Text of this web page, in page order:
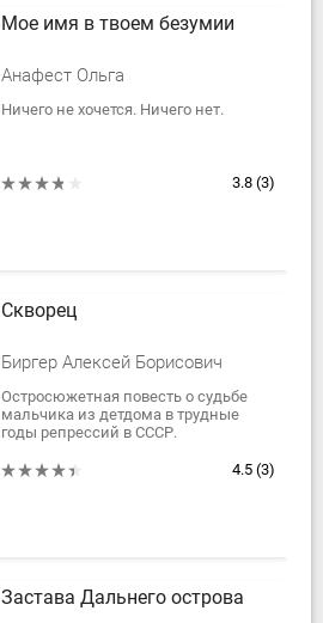
Мое имя в твоем безумии
Анафест Ольга
Ничего не хочется. Ничего нет.
3.8 (3)
Скворец
Биргер Алексей Борисович
Остросюжетная повесть о судьбе
мальчика из детдома в трудные
годы репрессий в СССР.
4.5 (3)
Застава Дальнего острова